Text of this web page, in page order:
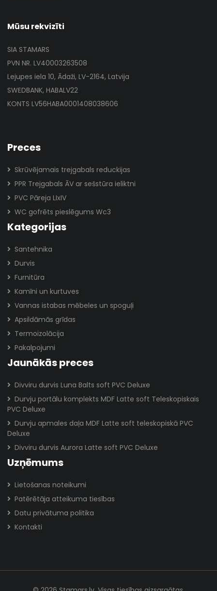
Mūsu rekvizīti
SIA STAMARS
PVN NR. LV40003263508
Lejupes iela 10, Ādaži, LV-2164, Latvija
SWEDBANK, HABALV22
KONTS LV56HABA0001408038606
Preces
Skrūvējamais trejgabals reduckijas
PPR Trejgabals ĀV ar sešstūra ieliktni
PVC Pāreja LIxIV
WC gofrēts pieslēgums Wc3
Kategorijas
Santehnika
Durvis
Furnitūra
Kamīni un kurtuves
Vannas istabas mēbeles un spoguļi
Apsildāmās grīdas
Termoizolācija
Pakalpojumi
Jaunākās preces
Divviru durvis Luna Balts soft PVC Deluxe
Durvju portālu komplekts MDF Latte soft Teleskopiskais
PVC Deluxe
Durvju apmales daļa MDF Latte soft teleskopiskā PVC
Deluxe
Divviru durvis Aurora Latte soft PVC Deluxe
Uzņēmums
Lietošanas noteikumi
Patērētāja atteikuma tiesības
Datu privātuma politika
Kontakti